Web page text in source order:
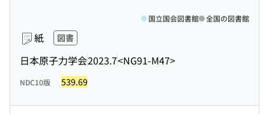
紙 図書
日本原子力学会2023.7<NG91-M47>
国立国会図書館 全国の図書館
NDC10版 539.69